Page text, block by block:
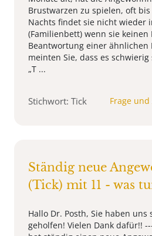
Brustwarzen zu spielen, oft
Nachts findet sie nicht wieder
(Familienbett) wenn sie
Beantwortung einer ähnlichen
meinten Sie, dass es
„T ...
Stichwort: Tick Frage
Ständig neue
(Tick) mit 11 - was
Hallo Dr. Posth, Sie haben uns
geholfen! Vielen Dank dafür!!